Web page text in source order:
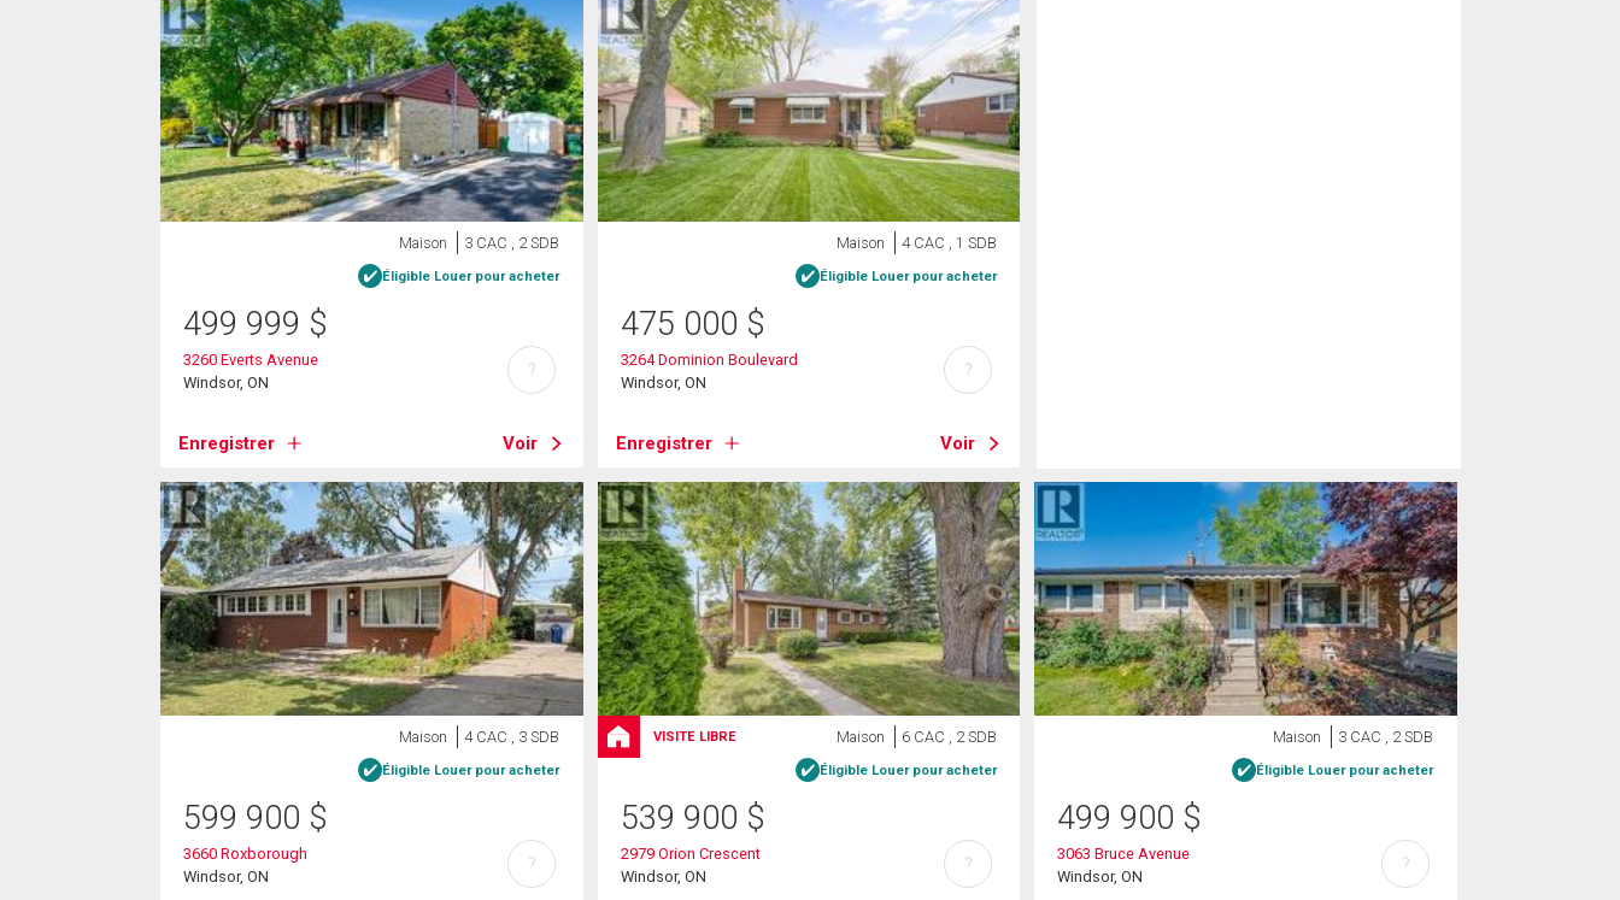
Maison 3 CAC , 2 SDB
Éligible Louer pour acheter
499 999 $
3260 Everts Avenue
Windsor, ON
Enregistrer Voir
?
Maison 4 CAC , 1 SDB
Éligible Louer pour acheter
475 000 $
3264 Dominion Boulevard
Windsor, ON
Enregistrer Voir
?
Maison 4 CAC , 3 SDB
Éligible Louer pour acheter
599 900 $
3660 Roxborough
Windsor, ON
?
VISITE LIBRE Maison 6 CAC , 2 SDB
Éligible Louer pour acheter
539 900 $
2979 Orion Crescent
Windsor, ON
?
Maison 3 CAC , 2 SDB
Éligible Louer pour acheter
499 900 $
3063 Bruce Avenue
Windsor, ON
?